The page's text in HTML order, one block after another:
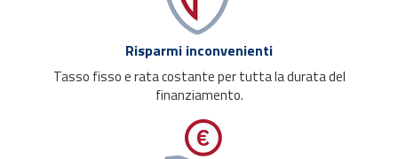
Risparmi inconvenienti
Tasso fisso e rata costante per tutta la durata del
finanziamento.